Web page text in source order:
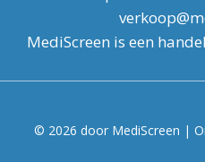
MediScreen is een
© 2026 door MediScreen |